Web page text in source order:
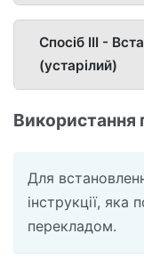
Спосіб III -
(устарілий)
Використання
Для
інструкції,
перекладом.